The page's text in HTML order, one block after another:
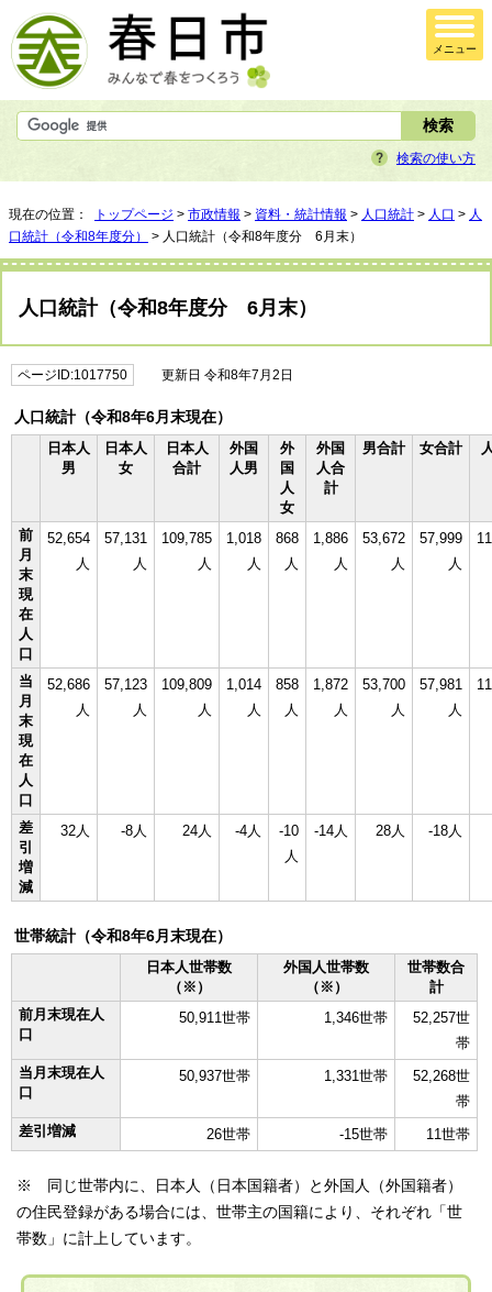
メニュー
検索の使い方
現在の位置： トップページ > 市政情報 > 資料・統計情報 > 人口統計 > 人口 > 人
口統計（令和8年度分）
> 人口統計（令和8年度分 6月末）
人口統計（令和8年度分 6月末）
ページID:1017750 更新日 令和8年7月2日
人口統計（令和8年6月末現在）
日本人
男
日本人
女
日本人
合計
外国
人男
外
国
人
女
外国
人合
計
男合計 女合計
前
月
末
現
在
人
口
52,654
人
57,131
人
109,785
人
1,018
人
868
人
1,886
人
53,672
人
57,999
人
当
月
末
現
在
人
口
52,686
人
57,123
人
109,809
人
1,014
人
858
人
1,872
人
53,700
人
57,981
人
差
引
増
減
32人 -8人 24人 -4人
-10
人
-14人 28人 -18人
世帯統計（令和8年6月末現在）
日本人世帯数
（※）
外国人世帯数
（※）
世帯数合
計
前月末現在人
口
50,911世帯 1,346世帯
52,257世
帯
当月末現在人
口
50,937世帯 1,331世帯
52,268世
帯
差引増減
26世帯 -15世帯 11世帯
※ 同じ世帯内に、日本人（日本国籍者）と外国人（外国籍者）
の住民登録がある場合には、世帯主の国籍により、それぞれ「世
帯数」に計上しています。